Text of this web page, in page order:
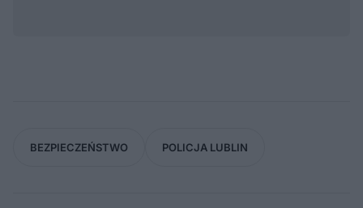
BEZPIECZEŃSTWO POLICJA LUBLIN